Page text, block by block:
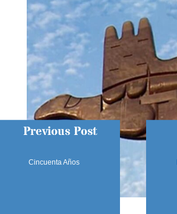
Previous Post
Cincuenta Años